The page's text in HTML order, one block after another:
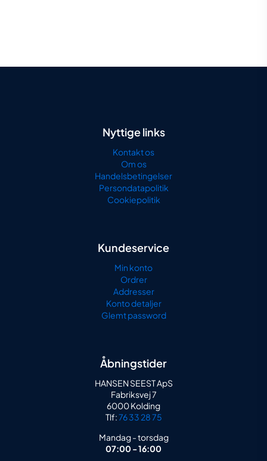
Nyttige links
Kontakt os
Om os
Handelsbetingelser
Persondatapolitik
Cookiepolitik
Kundeservice
Min konto
Ordrer
Addresser
Konto detaljer
Glemt password
Åbningstider
HANSEN SEEST ApS
Fabriksvej 7
6000 Kolding
Tlf:76 33 28 75
Mandag - torsdag
07:00 - 16:00